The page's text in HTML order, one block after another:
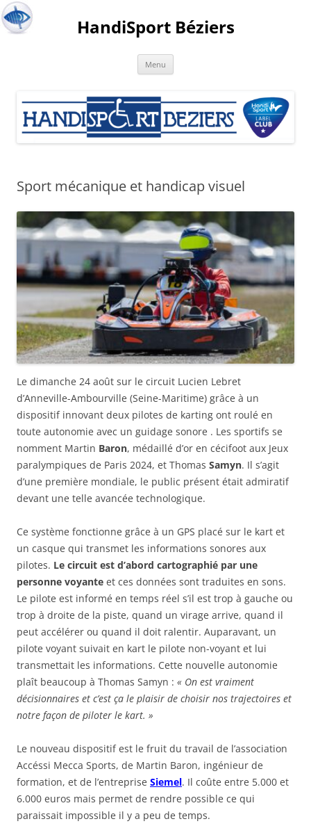
HandiSport Béziers
Menu
Sport mécanique et handicap visuel
Le dimanche 24 août sur le circuit Lucien Lebret
d’Anneville-Ambourville (Seine-Maritime) grâce à un
dispositif innovant deux pilotes de karting ont roulé en
toute autonomie avec un guidage sonore . Les sportifs se
nomment Martin Baron, médaillé d’or en cécifoot aux Jeux
paralympiques de Paris 2024, et Thomas Samyn. Il s’agit
d’une première mondiale, le public présent était admiratif
devant une telle avancée technologique.
Ce système fonctionne grâce à un GPS placé sur le kart et
un casque qui transmet les informations sonores aux
pilotes. Le circuit est d’abord cartographié par une
personne voyante et ces données sont traduites en sons.
Le pilote est informé en temps réel s’il est trop à gauche ou
trop à droite de la piste, quand un virage arrive, quand il
peut accélérer ou quand il doit ralentir. Auparavant, un
pilote voyant suivait en kart le pilote non-voyant et lui
transmettait les informations. Cette nouvelle autonomie
plaît beaucoup à Thomas Samyn : « On est vraiment
décisionnaires et c’est ça le plaisir de choisir nos trajectoires et
notre façon de piloter le kart. »
Le nouveau dispositif est le fruit du travail de l’association
Accéssi Mecca Sports, de Martin Baron, ingénieur de
formation, et de l’entreprise Siemel. Il coûte entre 5.000 et
6.000 euros mais permet de rendre possible ce qui
paraissait impossible il y a peu de temps.